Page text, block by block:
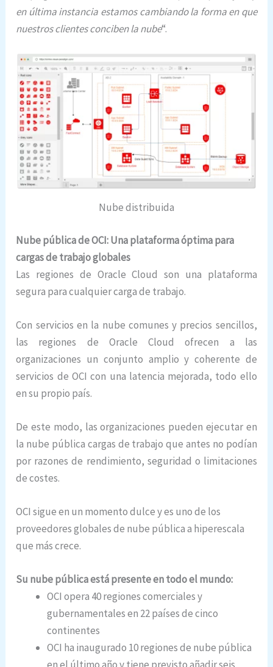
en última instancia estamos cambiando la forma en que
nuestros clientes conciben la nube“.
Nube distribuida
Nube pública de OCI: Una plataforma óptima para
cargas de trabajo globales
Las regiones de Oracle Cloud son una plataforma
segura para cualquier carga de trabajo.
Con servicios en la nube comunes y precios sencillos,
las regiones de Oracle Cloud ofrecen a las
organizaciones un conjunto amplio y coherente de
servicios de OCI con una latencia mejorada, todo ello
en su propio país.
De este modo, las organizaciones pueden ejecutar en
la nube pública cargas de trabajo que antes no podían
por razones de rendimiento, seguridad o limitaciones
de costes.
OCI sigue en un momento dulce y es uno de los
proveedores globales de nube pública a hiperescala
que más crece.
Su nube pública está presente en todo el mundo:
OCI opera 40 regiones comerciales y
gubernamentales en 22 países de cinco
continentes
OCI ha inaugurado 10 regiones de nube pública